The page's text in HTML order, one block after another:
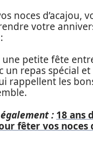
noces d’acajou,
votre
une petite fête
un repas spécial et
rappellent les
: 18 ans
fêter vos noces